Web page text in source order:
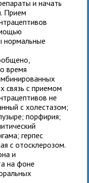
и начать
Прием
нормальные
время
связь с приемом
не
с холестазом;
порфирия;
герпес
с отосклерозом.
и
на фоне